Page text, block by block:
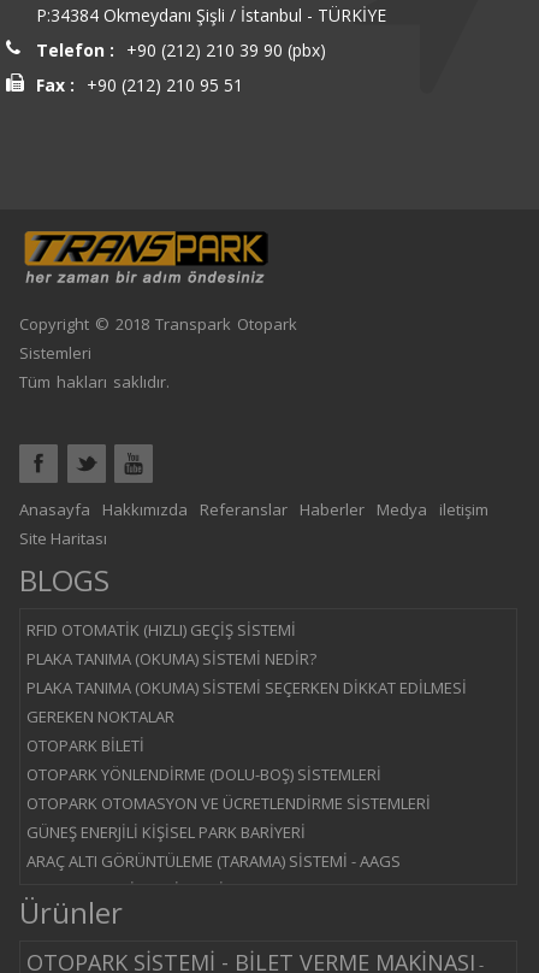
P:34384 Okmeydanı Şişli / İstanbul - TÜRKİYE
Telefon :
+90 (212) 210 39 90 (pbx)
Fax :
+90 (212) 210 95 51
Copyright © 2018 Transpark Otopark
Sistemleri
Tüm hakları saklıdır.
Anasayfa Hakkımızda Referanslar Haberler Medya
iletişim
Site Haritası
BLOGS
RFID OTOMATİK (HIZLI) GEÇİŞ SİSTEMİ
PLAKA TANIMA (OKUMA) SİSTEMİ NEDİR?
PLAKA TANIMA (OKUMA) SİSTEMİ SEÇERKEN DİKKAT EDİLMESİ
GEREKEN NOKTALAR
OTOPARK BİLETİ
OTOPARK YÖNLENDİRME (DOLU-BOŞ) SİSTEMLERİ
OTOPARK OTOMASYON VE ÜCRETLENDİRME SİSTEMLERİ
GÜNEŞ ENERJİLİ KİŞİSEL PARK BARİYERİ
ARAÇ ALTI GÖRÜNTÜLEME (TARAMA) SİSTEMİ - AAGS
OTOPARK BARİYER SİSTEMİ
YOL KESİCİ - BLOK BARİYER SİSTEMİ
MANTAR BARİYER SİSTEMİ
Ürünler
OTOPARK SİSTEMİ - BİLET VERME MAKİNASI -